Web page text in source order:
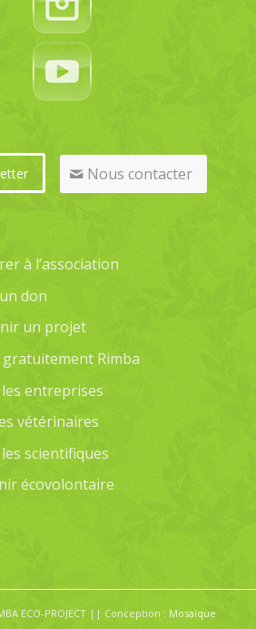
Nous contacter
à l’association
don
un projet
Rimba
entreprises
vétérinaires
scientifiques
écovolontaire
ECO-PROJECT || Conception : Mosaïque